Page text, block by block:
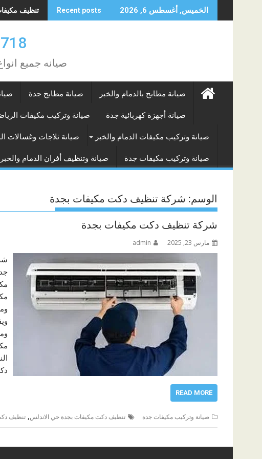
to
الخميس, أغسطس 6, 2026 Recent posts تنظيف مكيفات
غسيل مكيفات
صيانه جميع
صيانة مطابخ بالدمام والخبر صيانة مطابخ جدة
صيانة أجهزة كهربائية جدة صيانة وتركيب مكيفات
صيانة وتركيب مكيفات الدمام والخبر صيانة ثلاجات وغسالات
صيانة وتركيب مكيفات جدة صيانة وتنظيف أفران الدمام والخبر
الوسم: شركة تنظيف دكت مكيفات بجدة
شركة تنظيف دكت مكيفات بجدة
مارس 23, 2025 admin
READ MORE
صيانة وتركيب مكيفات جدة تنظيف دكت مكيفات بجدة حي الاندلس, تنظيف